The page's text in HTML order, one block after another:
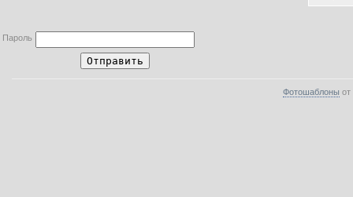
Пароль
Фотошаблоны от